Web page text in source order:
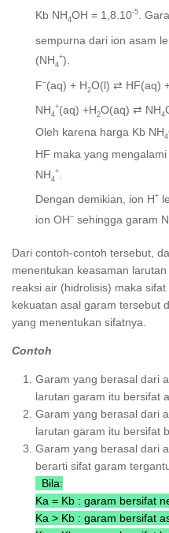
Kb NH4OH = 1,8.10-5
.
sempurna dari ion asam
(NH4
+).
F–(aq) + H2O(l) ⇄ HF(aq)
NH4
+(aq) +H2O(aq) ⇄ NH4
Oleh karena harga Kb NH4
HF maka yang
NH4
+
Dengan demikian, ion H+
ion OH– sehingga garam
Dari contoh-contoh tersebut,
menentukan keasaman
reaksi air (hidrolisis) maka
kekuatan asal garam tersebut
yang menentukan sifatnya.
Contoh
Garam yang berasal dari
larutan garam itu bersifat
Garam yang berasal dari
larutan garam itu bersifat
Garam yang berasal dari
berarti sifat garam
Bila:
Ka = Kb : garam bersifat
Ka > Kb : garam bersifat